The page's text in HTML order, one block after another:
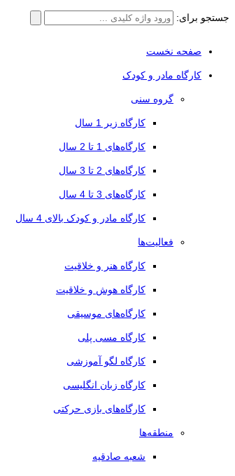
جستجو برای:
صفحه نخست
کارگاه مادر و کودک
گروه سنی
کارگاه زیر 1 سال
کارگاه‌های 1 تا 2 سال
کارگاه‌های 2 تا 3 سال
کارگاه‌های 3 تا 4 سال
کارگاه مادر و کودک بالای 4 سال
فعالیت‌ها
کارگاه هنر و خلاقیت
کارگاه هوش و خلاقیت
کارگاه‌های موسیقی
کارگاه مسی پلی
کارگاه لگو آموزشی
کارگاه زبان انگلیسی
کارگاه‌های بازی حرکتی
منطقه‌ها
شعبه صادقیه